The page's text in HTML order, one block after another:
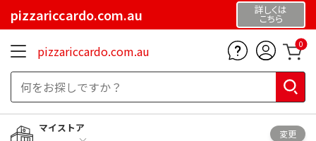
pizzariccardo.com.au 詳しくは
こちら
pizzariccardo.com.au 0
マイストア
変更